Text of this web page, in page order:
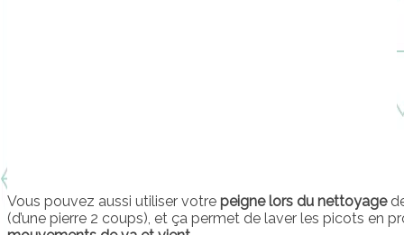
Vous pouvez aussi utiliser votre peigne lors du nettoyage
(d’une pierre 2 coups), et ça permet de laver les picots en